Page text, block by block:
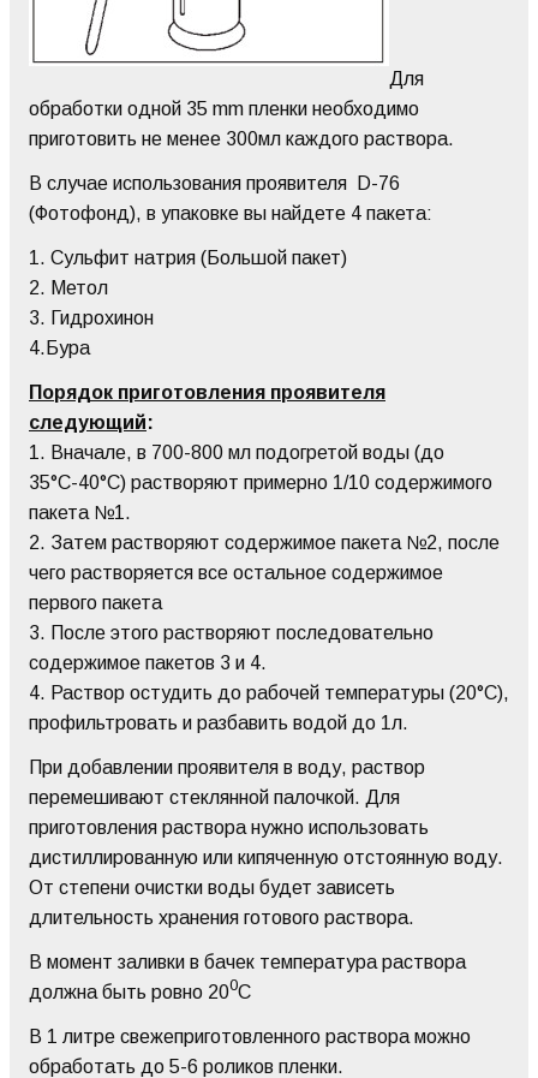
Для
обработки одной 35 mm пленки необходимо
приготовить не менее 300мл каждого раствора.
В случае использования проявителя D-76
(Фотофонд), в упаковке вы найдете 4 пакета:
1. Сульфит натрия (Большой пакет)
2. Метол
3. Гидрохинон
4.Бура
Порядок приготовления проявителя
следующий:
1. Вначале, в 700-800 мл подогретой воды (до
35°С-40°С) растворяют примерно 1/10 содержимого
пакета №1.
2. Затем растворяют содержимое пакета №2, после
чего растворяется все остальное содержимое
первого пакета
3. После этого растворяют последовательно
содержимое пакетов 3 и 4.
4. Раствор остудить до рабочей температуры (20°С),
профильтровать и разбавить водой до 1л.
При добавлении проявителя в воду, раствор
перемешивают стеклянной палочкой. Для
приготовления раствора нужно использовать
дистиллированную или кипяченную отстоянную воду.
От степени очистки воды будет зависеть
длительность хранения готового раствора.
В момент заливки в бачек температура раствора
должна быть ровно 200С
В 1 литре свежеприготовленного раствора можно
обработать до 5-6 роликов пленки.